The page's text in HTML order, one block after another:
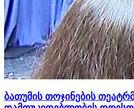
ბათუმის თოჯინების